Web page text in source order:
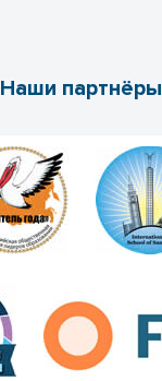
Наши партнёры